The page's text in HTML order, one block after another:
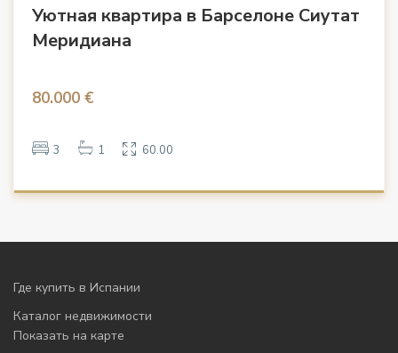
Уютная квартира в Барселоне Сиутат
Меридиана
80.000 €
3 1 60.00
Где купить в Испании
Каталог недвижимости
Показать на карте